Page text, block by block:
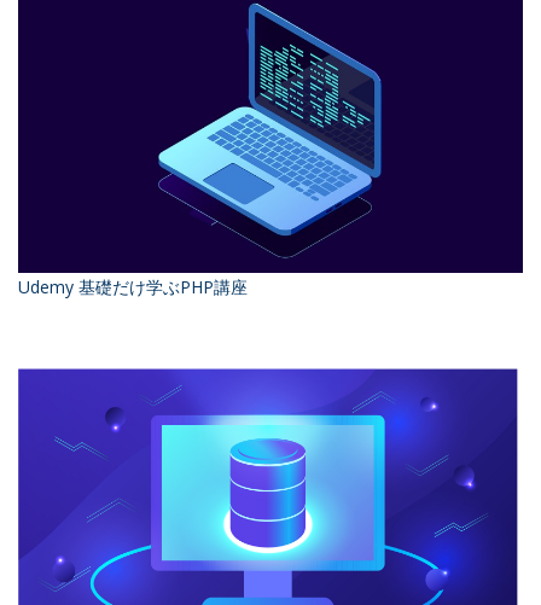
Udemy 基礎だけ学ぶPHP講座